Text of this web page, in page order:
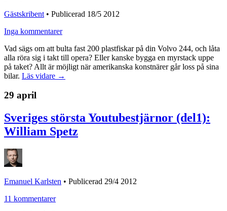
Gästskribent • Publicerad 18/5 2012
Inga kommentarer
Vad sägs om att bulta fast 200 plastfiskar på din Volvo 244, och låta
alla röra sig i takt till opera? Eller kanske bygga en myrstack uppe
på taket? Allt är möjligt när amerikanska konstnärer går loss på sina
bilar. Läs vidare →
29 april
Sveriges största Youtubestjärnor (del1):
William Spetz
Emanuel Karlsten • Publicerad 29/4 2012
11 kommentarer